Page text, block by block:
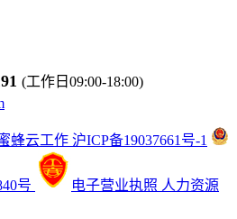
(工作日09:00-18:00)
蜂云工作 沪ICP备19037661号-1
号 电子营业执照 人力资源